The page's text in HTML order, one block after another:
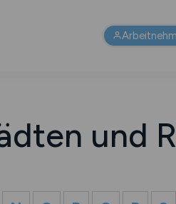
und